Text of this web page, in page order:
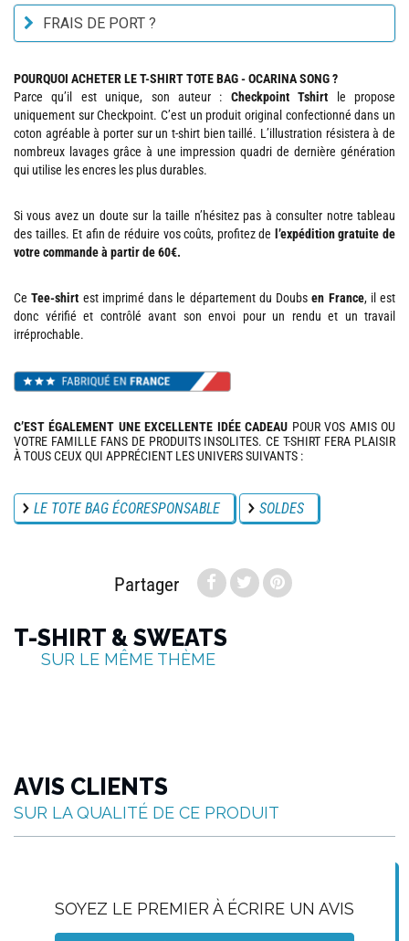
FRAIS DE PORT ?
POURQUOI ACHETER LE T-SHIRT TOTE BAG - OCARINA SONG ?
Parce qu’il est unique, son auteur : Checkpoint Tshirt le propose
uniquement sur Checkpoint. C’est un produit original confectionné dans un
coton agréable à porter sur un t-shirt bien taillé. L’illustration résistera à de
nombreux lavages grâce à une impression quadri de dernière génération
qui utilise les encres les plus durables.
Si vous avez un doute sur la taille n’hésitez pas à consulter notre tableau
des tailles. Et afin de réduire vos coûts, profitez de l’expédition gratuite de
votre commande à partir de 60€.
CeTee-shirt est imprimé dans le département du Doubsen France, il est
donc vérifié et contrôlé avant son envoi pour un rendu et un travail
irréprochable.
C’EST ÉGALEMENT UNE EXCELLENTE IDÉE CADEAU POUR VOS AMIS OU
VOTRE FAMILLE FANS DE PRODUITS INSOLITES. CE T-SHIRT FERA PLAISIR
À TOUS CEUX QUI APPRÉCIENT LES UNIVERS SUIVANTS :
LE TOTE BAG ÉCORESPONSABLE SOLDES
Partager
T-SHIRT & SWEATS
SUR LE MÊME THÈME
AVIS CLIENTS
SUR LA QUALITÉ DE CE PRODUIT
SOYEZ LE PREMIER À ÉCRIRE UN AVIS